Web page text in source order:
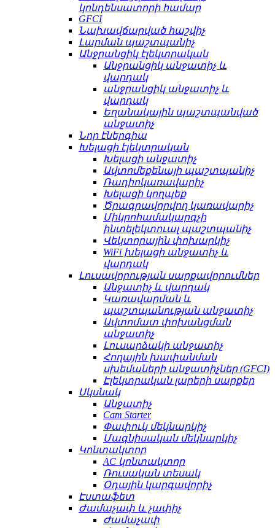
կոնդենսատորի համար
GFCI
Նախավճարված հաշվիչ
Լարման պաշտպանիչ
Անջրանցիկ էլեկտրական
Անջրանցիկ անջատիչ և
վարդակ
անջրանցիկ անջատիչ և
վարդակ
Եղանակային պաշտպանված
անջատիչ
Նոր էներգիա
Խելացի էլեկտրական
Խելացի անջատիչ
Ավտոմեքենայի պաշտպանիչ
Ռադիոկառավարիչ
Խելացի կողպեք
Ծրագրավորվող կառավարիչ
Միկրոհամակարգչի
ինտելեկտուալ պաշտպանիչ
Վեկտորային փոխարկիչ
WiFi խելացի անջատիչ և
վարդակ
Լուսավորության սարքավորումներ
Անջատիչ և վարդակ
Կառավարման և
պաշտպանության անջատիչ
Ավտոմատ փոխանցման
անջատիչ
Լուսարձակի անջատիչ
Հողային խափանման
սխեմաների անջատիչներ (GFCI)
Էլեկտրական լարերի սարքեր
Սկսնակ
Անջատիչ
Cam Starter
Փափուկ մեկնարկիչ
Մագնիսական մեկնարկիչ
Կոնտակտոր
AC կոնտակտոր
Ռուսական տեսակ
Օդային կարգավորիչ
Էստաֆետ
Ժամաչափ և չափիչ
Ժամաչափ